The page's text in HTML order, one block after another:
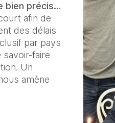
bien précis…
afin de
des délais
par pays
faire
Un
amène